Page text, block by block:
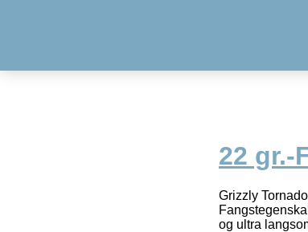
22 gr.-
Grizzly
og ultra